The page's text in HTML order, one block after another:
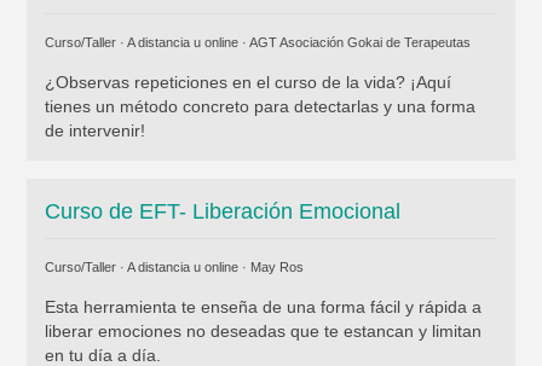
Curso/Taller · A distancia u online · AGT Asociación Gokai de Terapeutas
¿Observas repeticiones en el curso de la vida? ¡Aquí
tienes un método concreto para detectarlas y una forma
de intervenir!
Curso de EFT- Liberación Emocional
Curso/Taller · A distancia u online · May Ros
Esta herramienta te enseña de una forma fácil y rápida a
liberar emociones no deseadas que te estancan y limitan
en tu día a día.